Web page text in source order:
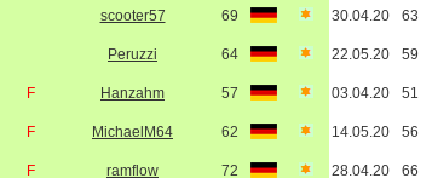
scooter57 69 30.04.20 63
Peruzzi 64 22.05.20 59
F Hanzahm 57 03.04.20 51
F MichaelM64 62 14.05.20 56
F ramflow 72 28.04.20 66